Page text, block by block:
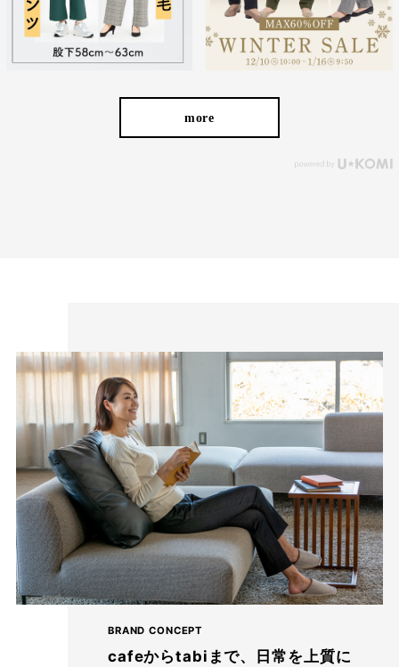
お届けしたいのは、人の手から生まれる本物の良さと安心
感。 ベーシックなデザインだからこそ「はきやすい」「長
く使える」という基本を忠実に守り、独自デザインのパンツ
たどり着いたのは上質なストレッチ素材とシルエットから作
られるストレートパンツ。当店のパンツは、年齢にかかわら
ず、女性なら誰もが抱える体型の悩みに寄り添い、 変化し
やすい女性の体形にしっかりフィット、サポート。 長時間
はいていても疲れにくく、キレイと快適を両立します。
繊維のまちで福山で、年54万本のパンツ
more
BRAND CONCEPT
cafeからtabiまで、日常を上質に